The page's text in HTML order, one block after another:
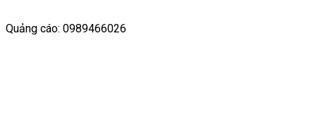
Quảng cáo: 0989466026